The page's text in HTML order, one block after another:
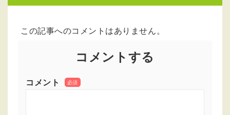
この記事へのコメントはありません。
コメントする
コメント 必須